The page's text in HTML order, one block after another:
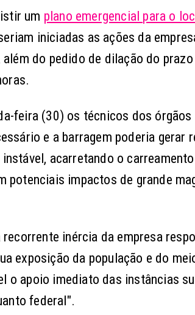
um plano emergencial para o
iniciadas as ações da
do pedido de dilação do
feira (30) os técnicos dos
e a barragem poderia gerar
acarretando o
impactos de grande
inércia da empresa
exposição da população e do
apoio imediato das instâncias
federal".